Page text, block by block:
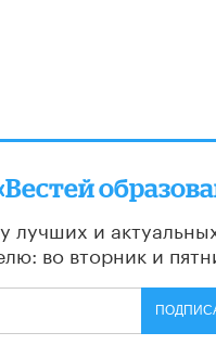
лучших и
во вторник и